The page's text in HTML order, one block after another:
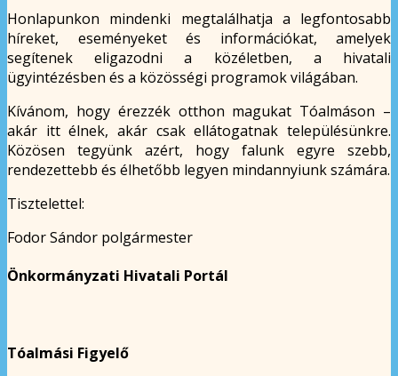
Honlapunkon mindenki megtalálhatja a legfontosabb
híreket, eseményeket és információkat, amelyek
segítenek eligazodni a közéletben, a hivatali
ügyintézésben és a közösségi programok világában.
Kívánom, hogy érezzék otthon magukat Tóalmáson –
akár itt élnek, akár csak ellátogatnak településünkre.
Közösen tegyünk azért, hogy falunk egyre szebb,
rendezettebb és élhetőbb legyen mindannyiunk számára.
Tisztelettel:
Fodor Sándor polgármester
Önkormányzati Hivatali Portál
Tóalmási Figyelő